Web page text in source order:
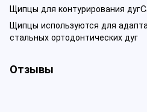
Щипцы для контурирования
Щипцы используются для
стальных ортодонтических дуг
Отзывы